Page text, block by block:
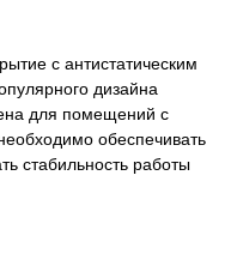
с антистатическим
дизайна
для помещений с
обеспечивать
стабильность работы
Фото